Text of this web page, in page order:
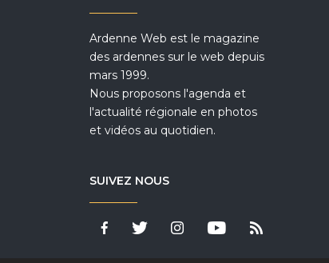
Ardenne Web est le magazine
des ardennes sur le web depuis
mars 1999.
Nous proposons l'agenda et
l'actualité régionale en photos
et vidéos au quotidien.
SUIVEZ NOUS